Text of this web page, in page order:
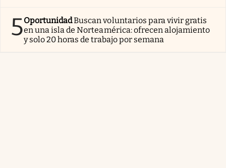
5OportunidadBuscan voluntarios para vivir gratis
en una isla de Norteamérica: ofrecen alojamiento
y solo 20 horas de trabajo por semana